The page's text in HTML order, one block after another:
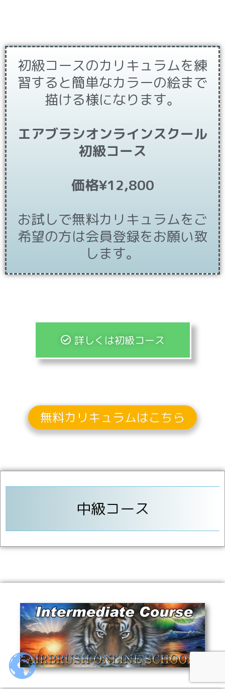
初級コースのカリキュラムを練
習すると簡単なカラーの絵まで
描ける様になります。
エアブラシオンラインスクール
初級コース
価格¥12,800
お試しで無料カリキュラムをご
希望の方は会員登録をお願い致
します。
詳しくは初級コース
無料カリキュラムはこちら
中級コース